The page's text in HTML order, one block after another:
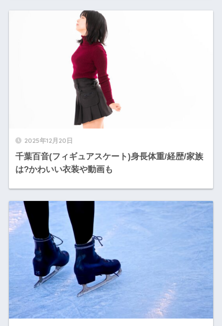
2025年12月20日
千葉百音(フィギュアスケート)身長体重/経歴/家族
は?かわいい衣装や動画も